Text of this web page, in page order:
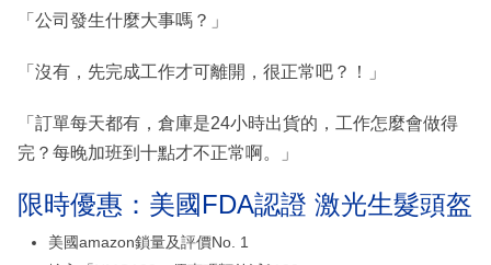
「公司發生什麼大事嗎？」
「沒有，先完成工作才可離開，很正常吧？！」
「訂單每天都有，倉庫是24小時出貨的，工作怎麼會做得
完？每晚加班到十點才不正常啊。」
限時優惠：美國FDA認證 激光生髮頭盔
美國amazon鎖量及評價No. 1